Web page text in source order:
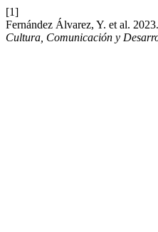
[1]
Fernández Álvarez, Y. et al.
Cultura, Comunicación y